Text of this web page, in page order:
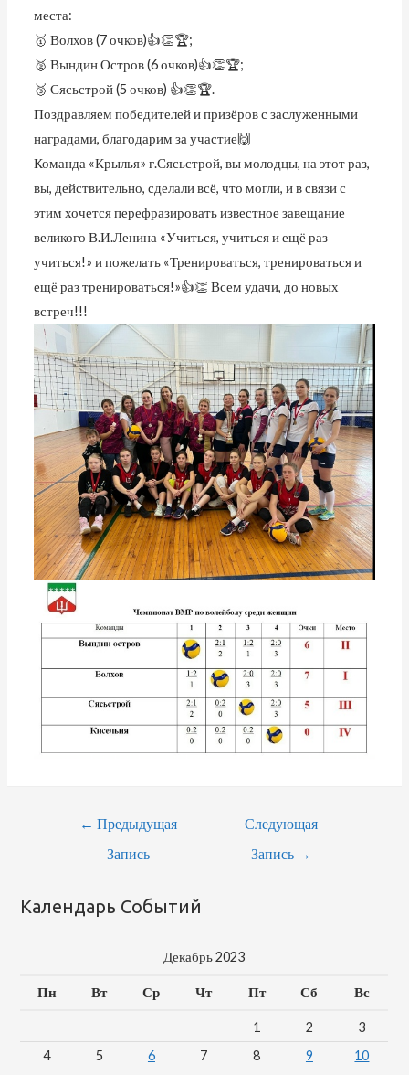
места:
🥇 Волхов (7 очков)👍👏🏆;
🥈 Вындин Остров (6 очков)👍👏🏆;
🥉 Сясьстрой (5 очков) 👍👏🏆.
Поздравляем победителей и призёров с заслуженными
наградами, благодарим за участие🙌
Команда «Крылья» г.Сясьстрой, вы молодцы, на этот раз,
вы, действительно, сделали всё, что могли, и в связи с
этим хочется перефразировать известное завещание
великого В.И.Ленина «Учиться, учиться и ещё раз
учиться!» и пожелать «Тренироваться, тренироваться и
ещё раз тренироваться!»👍👏 Всем удачи, до новых
встреч!!!
Навигация
← Предыдущая
Запись
Следующая
Запись →
Календарь Событий
Декабрь 2023
Пн Вт Ср Чт Пт Сб Вс
1 2
3
4
5 6 7 8 9
10